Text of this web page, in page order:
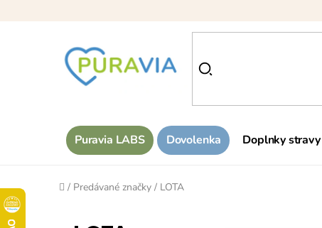
Puravia LABS Dovolenka Doplnky stravy
Domov
/ Predávané značky / LOTA